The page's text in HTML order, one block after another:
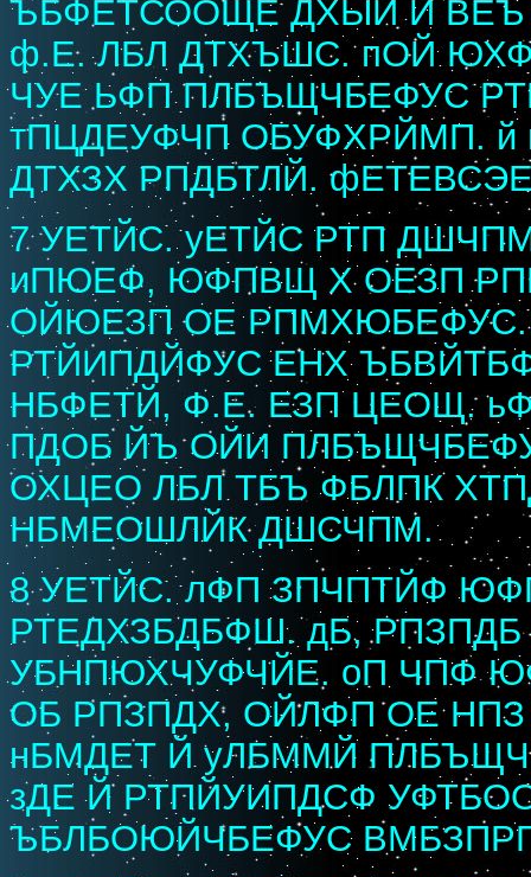
ЪБФЕТСООЩЕ ДХЫЙ Й ВЕЪ
ф.Е. ЛБЛ ДТХЪШС. пОЙ
ЧУЕ ЬФП ПЛБЪЩЧБЕФУС
тПЦДЕУФЧП ОБУФХРЙМП. й
ДТХЗХ РПДБТЛЙ.
7 УЕТЙС. уЕТЙС РТП
иПЮЕФ, ЮФПВЩ Х ОЕЗП
ОЙЮЕЗП ОЕ РПМХЮБЕФУС.
РТЙИПДЙФУС ЕНХ
НБФЕТЙ, Ф.Е. ЕЗП ЦЕОЩ.
ПДОБ ЙЪ ОЙИ
ОХЦЕО ЛБЛ ТБЪ ФБЛПК
НБМЕОШЛЙК ДШСЧПМ.
8 УЕТЙС. лФП ЗПЧПТЙФ
РТЕДХЗБДБФШ. дБ,
УБНПЮХЧУФЧЙЕ. оП ЧПФ
ОБ РПЗПДХ, ОЙЛФП ОЕ
нБМДЕТ Й уЛБММЙ
зДЕ Й РТПЙУИПДСФ
ЪБЛБОЮЙЧБЕФУС